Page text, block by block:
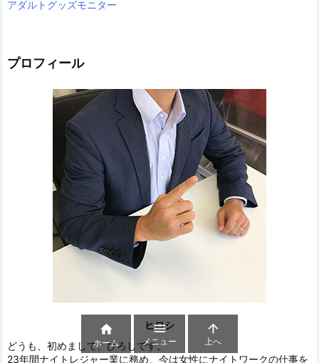
アダルトグッズモニター
プロフィール
ヒロシ
どうも、初めまして、ひろしです。
23年間ナイトレジャー業に務め、今は女性にナイトワークの仕事を

ホーム

メニュー

上へ